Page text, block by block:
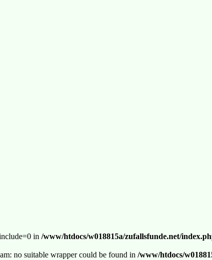
in /www/htdocs/w018815a/zufallsfunde.net/
no suitable wrapper could be found in /www/htdocs/